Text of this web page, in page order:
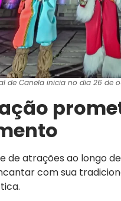
de Canela inicia no dia 26 de
de atrações ao longo
com sua